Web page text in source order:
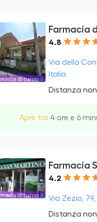
Farmacia
4.8
Via della
Italia
Distanza
Apre tra 4 ore e 6
Farmacia
4.2
Via Zezio,
Distanza